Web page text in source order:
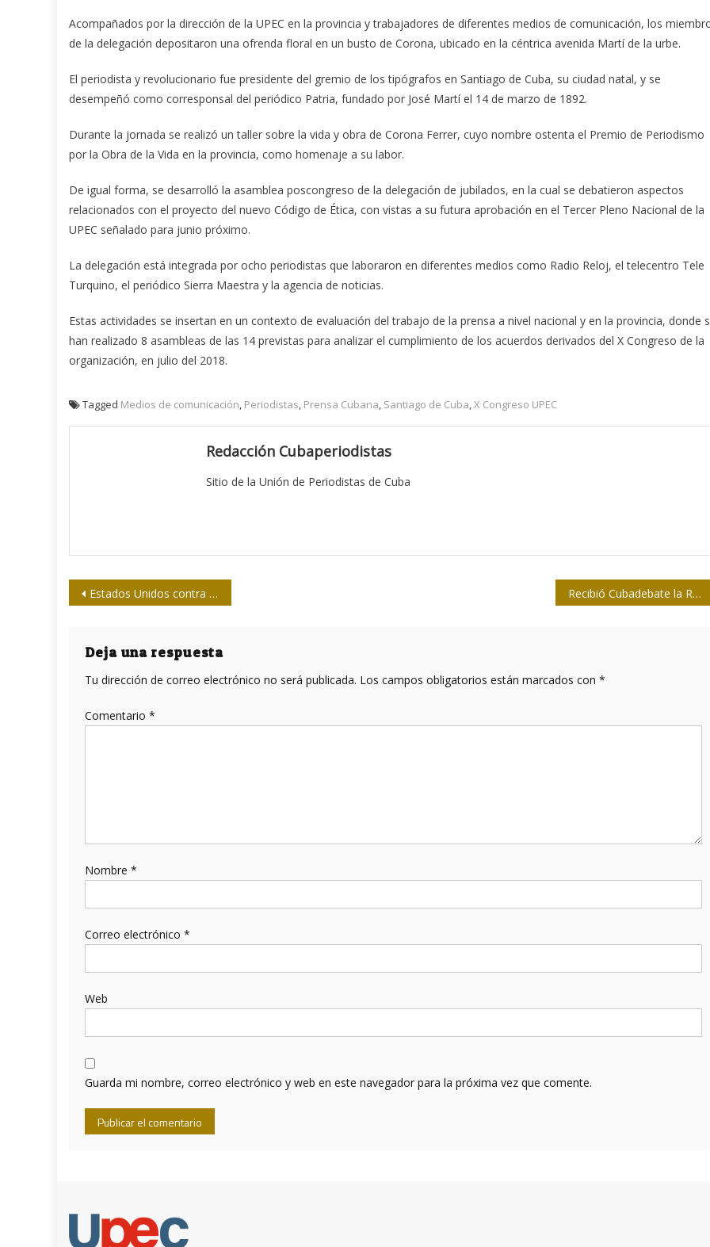
Acompañados por la dirección de la UPEC en la provincia y trabajadores de diferentes medios de comunicación, los
de la delegación depositaron una ofrenda floral en un busto de Corona, ubicado en la céntrica avenida Martí de la urbe.
El periodista y revolucionario fue presidente del gremio de los tipógrafos en Santiago de Cuba, su ciudad natal, y se
desempeñó como corresponsal del periódico Patria, fundado por José Martí el 14 de marzo de 1892.
Durante la jornada se realizó un taller sobre la vida y obra de Corona Ferrer, cuyo nombre ostenta el Premio de Periodismo
por la Obra de la Vida en la provincia, como homenaje a su labor.
De igual forma, se desarrolló la asamblea poscongreso de la delegación de jubilados, en la cual se debatieron aspectos
relacionados con el proyecto del nuevo Código de Ética, con vistas a su futura aprobación en el Tercer Pleno Nacional de la
UPEC señalado para junio próximo.
La delegación está integrada por ocho periodistas que laboraron en diferentes medios como Radio Reloj, el telecentro Tele
Turquino, el periódico Sierra Maestra y la agencia de noticias.
Estas actividades se insertan en un contexto de evaluación del trabajo de la prensa a nivel nacional y en la provincia, donde
han realizado 8 asambleas de las 14 previstas para analizar el cumplimiento de los acuerdos derivados del X Congreso de la
organización, en julio del 2018.
Tagged Medios de comunicación, Periodistas, Prensa Cubana, Santiago de Cuba,X Congreso UPEC
Redacción Cubaperiodistas
Sitio de la Unión de Periodistas de Cuba
Navegación
entradas
Estados Unidos contra Cuba, para variar Recibió Cubadebate la Réplica del Machete de Máximo Gómez
Deja una respuesta
Tu dirección de correo electrónico no será publicada. Los campos obligatorios están marcados con *
Comentario *
Nombre *
Correo electrónico *
Web
Guarda mi nombre, correo electrónico y web en este navegador para la próxima vez que comente.